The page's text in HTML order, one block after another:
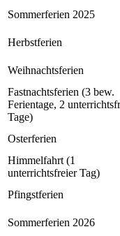
Sommerferien 2025
Herbstferien
Weihnachtsferien
Fastnachtsferien (3 bew.
Ferientage, 2
Tage)
Osterferien
Himmelfahrt (1
unterrichtsfreier Tag)
Pfingstferien
Sommerferien 2026